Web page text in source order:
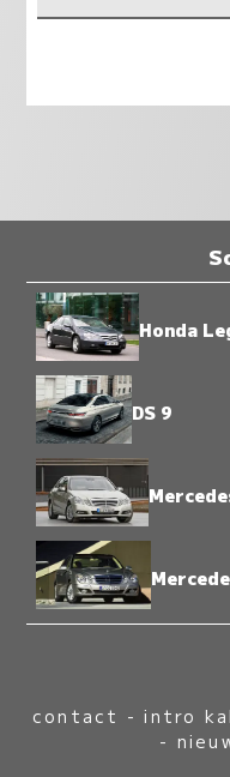
Honda
DS 9
contact -intro
-